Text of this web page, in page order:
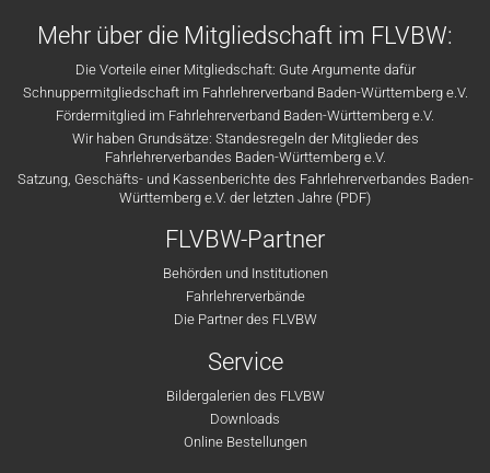
Mehr über die Mitgliedschaft im FLVBW:
Die Vorteile einer Mitgliedschaft: Gute Argumente dafür
Schnuppermitgliedschaft im Fahrlehrerverband Baden-Württemberg e.V.
Fördermitglied im Fahrlehrerverband Baden-Württemberg e.V.
Wir haben Grundsätze: Standesregeln der Mitglieder des
Fahrlehrerverbandes Baden-Württemberg e.V.
Satzung, Geschäfts- und Kassenberichte des Fahrlehrerverbandes Baden-
Württemberg e.V. der letzten Jahre (PDF)
FLVBW-Partner
Behörden und Institutionen
Fahrlehrerverbände
Die Partner des FLVBW
Service
Bildergalerien des FLVBW
Downloads
Online Bestellungen